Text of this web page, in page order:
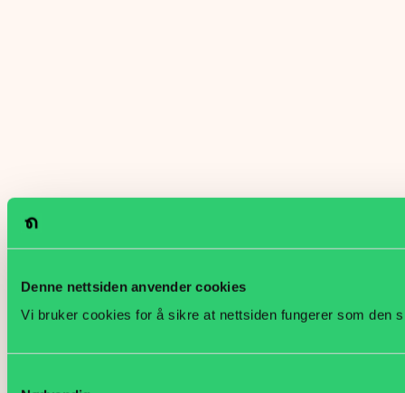
Denne nettsiden anvender cookies
Vi bruker cookies for å sikre at nettsiden fungerer som den